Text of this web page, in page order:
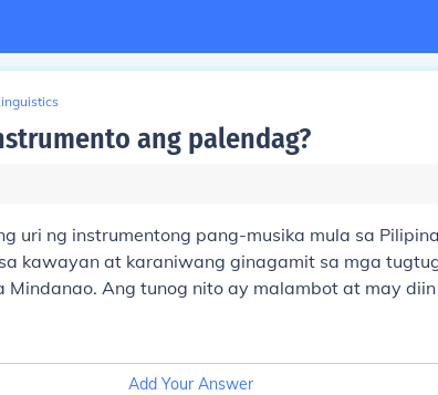
ang palendag?
uri ng instrumentong pang-musika mula sa
kawayan at karaniwang ginagamit sa mga
Mindanao. Ang tunog nito ay malambot at may
Add Your Answer